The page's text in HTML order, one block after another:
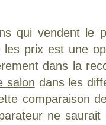
qui vendent le
prix est une
dans la
salon dans les
comparaison
ne